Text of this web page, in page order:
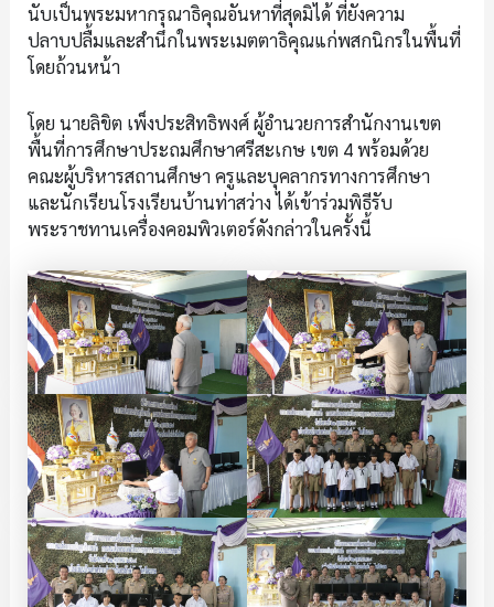
นับเป็นพระมหากรุณาธิคุณอันหาที่สุดมิได้ ที่ยังความ
ปลาบปลื้มและสำนึกในพระเมตตาธิคุณแก่พสกนิกรในพื้นที่
โดยถ้วนหน้า
โดย นายลิขิต เพ็งประสิทธิพงศ์ ผู้อำนวยการสำนักงานเขต
พื้นที่การศึกษาประถมศึกษาศรีสะเกษ เขต 4 พร้อมด้วย
คณะผู้บริหารสถานศึกษา ครูและบุคลากรทางการศึกษา
และนักเรียนโรงเรียนบ้านท่าสว่าง ได้เข้าร่วมพิธีรับ
พระราชทานเครื่องคอมพิวเตอร์ดังกล่าวในครั้งนี้